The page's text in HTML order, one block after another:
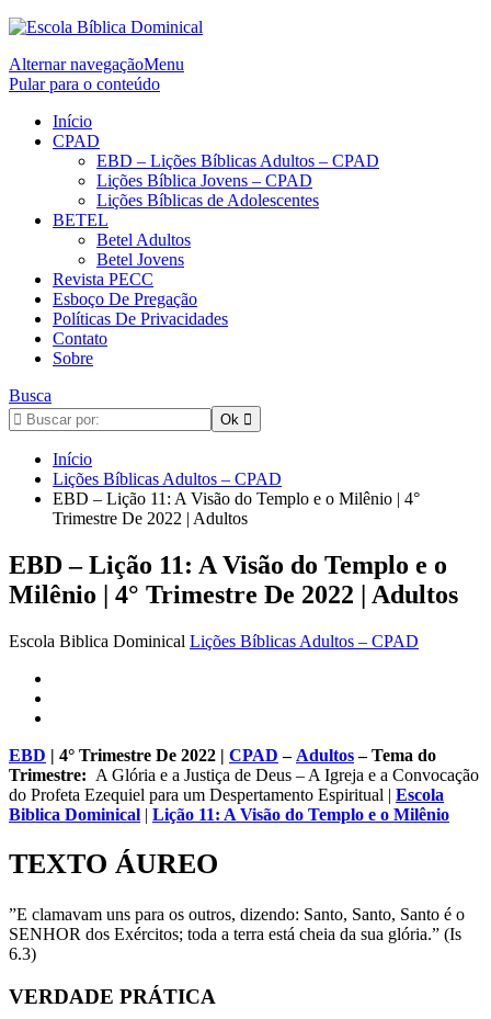
Alternar navegaçãoMenu
Pular para o conteúdo
Início
CPAD
EBD – Lições Bíblicas Adultos – CPAD
Lições Bíblica Jovens – CPAD
Lições Bíblicas de Adolescentes
BETEL
Betel Adultos
Betel Jovens
Revista PECC
Esboço De Pregação
Políticas De Privacidades
Contato
Sobre
Busca
Início
Lições Bíblicas Adultos – CPAD
EBD – Lição 11: A Visão do Templo e o Milênio | 4°
Trimestre De 2022 | Adultos
EBD – Lição 11: A Visão do Templo e o
Milênio | 4° Trimestre De 2022 | Adultos
Escola Biblica Dominical Lições Bíblicas Adultos – CPAD
EBD | 4° Trimestre De 2022 | CPAD – Adultos– Tema do
Trimestre: A Glória e a Justiça de Deus – A Igreja e a Convocação
do Profeta Ezequiel para um Despertamento Espiritual | Escola
Biblica Dominical | Lição 11: A Visão do Templo e o Milênio
TEXTO ÁUREO
”E clamavam uns para os outros, dizendo: Santo, Santo, Santo é o
SENHOR dos Exércitos; toda a terra está cheia da sua glória.” (Is
6.3)
VERDADE PRÁTICA